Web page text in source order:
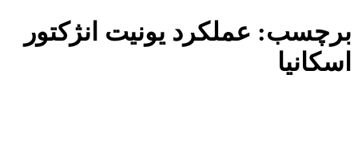
برچسب: عملکرد یونیت انژکتور
اسکانیا